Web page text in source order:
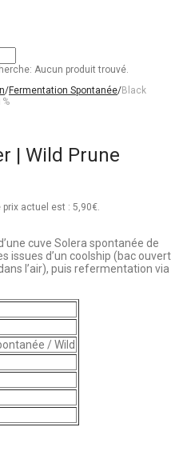
Aucun produit trouvé.
/Fermentation Spontanée/Black
| Wild Prune
prix actuel est : 5,90€.
cuve Solera spontanée de
issues d’un coolship (bac ouvert
l’air), puis refermentation via
/ Wild